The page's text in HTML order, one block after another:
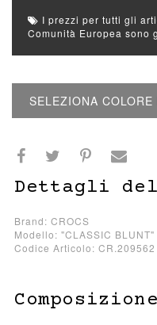
I prezzi per tutti gli
Comunità Europea sono
SELEZIONA
Dettagli
Brand: CROCS
Modello: "CLASSIC BLUNT"
Codice Articolo: CR.209562
Composizione